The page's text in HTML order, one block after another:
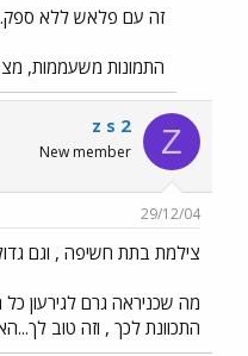
זה עם פלאש ללא ספק.
התמונות משעממות,
Z
z s 2
New member
29/12/04
צילמת בתת חשיפה , וגם
מה שכניראה גרם לגירעון
התכוונת לכך , וזה טוב